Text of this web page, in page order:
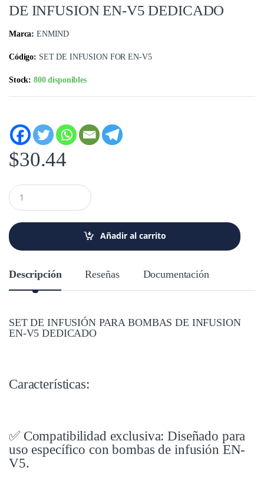
DE INFUSION EN-V5 DEDICADO
Marca: ENMIND
Código: SET DE INFUSION FOR EN-V5
Stock:800 disponibles
$30.44
C
a
i
d
Añadir al carrito
Descripción Reseñas Documentación
SET DE INFUSIÓN PARA BOMBAS DE INFUSION
EN-V5 DEDICADO
Características:
✅ Compatibilidad exclusiva: Diseñado para
uso específico con bombas de infusión EN-
V5.